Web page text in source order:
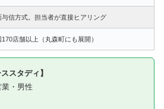
与信方式。担当者が直接ヒアリング
170店舗以上（丸森町にも展開）
スタディ】
・男性